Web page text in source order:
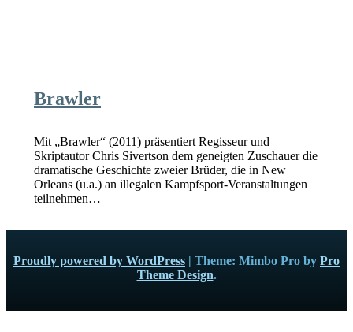
Brawler
Mit „Brawler“ (2011) präsentiert Regisseur und
Skriptautor Chris Sivertson dem geneigten Zuschauer die
dramatische Geschichte zweier Brüder, die in New
Orleans (u.a.) an illegalen Kampfsport-Veranstaltungen
teilnehmen…
Proudly powered by WordPress | Theme: Mimbo Pro by Pro
Theme Design.